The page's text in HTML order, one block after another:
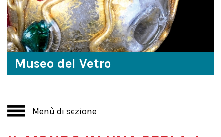
Museo del Vetro
Menù di sezione